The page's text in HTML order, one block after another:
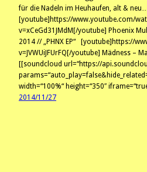
für die Nadeln im Heuhaufen, alt & neu…
[youtube]https://www.youtube.com/
v=xCeGd31JMdM[/youtube] Phoenix
2014 // „PHNX EP“ [youtube]https://
v=JVWUiJFUrFQ[/youtube] Mädness –
[[soundcloud url=“https://
width=“100%“ height=“350″
2014/11/27